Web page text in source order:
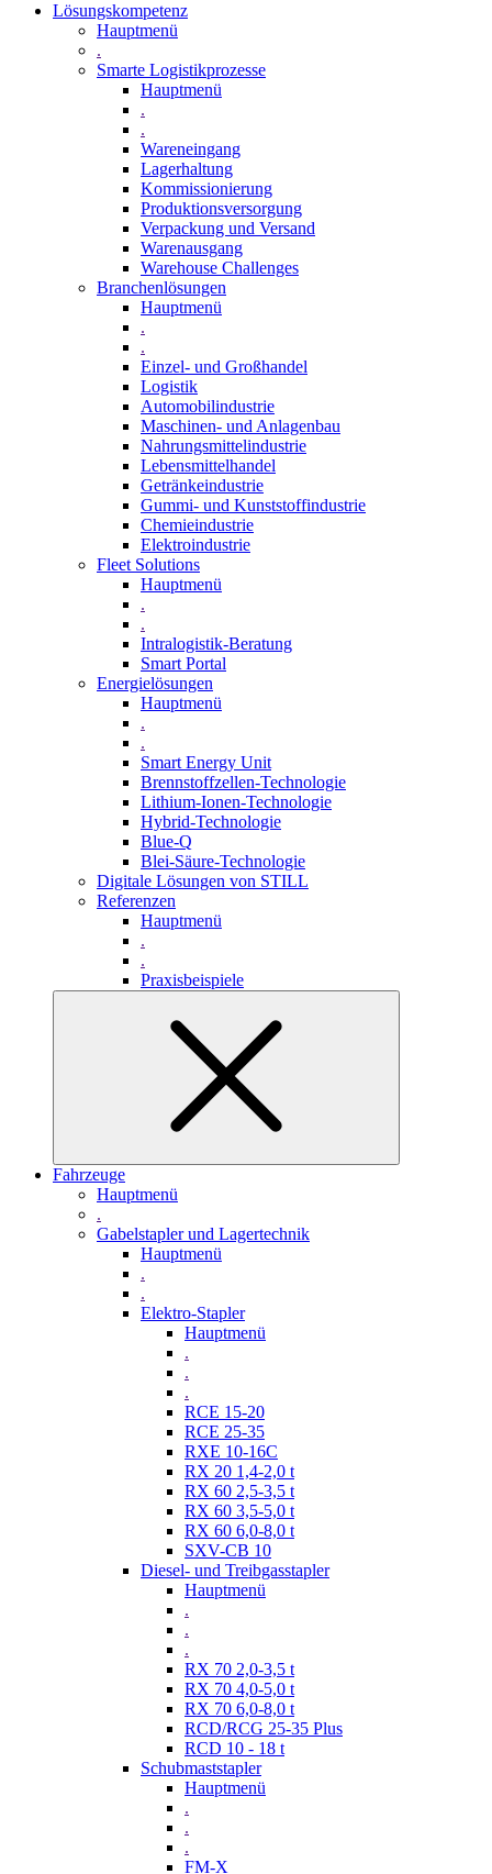
Lösungskompetenz
Hauptmenü
.
Smarte Logistikprozesse
Hauptmenü
.
.
Wareneingang
Lagerhaltung
Kommissionierung
Produktionsversorgung
Verpackung und Versand
Warenausgang
Warehouse Challenges
Branchenlösungen
Hauptmenü
.
.
Einzel- und Großhandel
Logistik
Automobilindustrie
Maschinen- und Anlagenbau
Nahrungsmittelindustrie
Lebensmittelhandel
Getränkeindustrie
Gummi­- und Kunststoffindustrie
Chemieindustrie
Elektroindustrie
Fleet Solutions
Hauptmenü
.
.
Intralogistik-Beratung
Smart Portal
Energielösungen
Hauptmenü
.
.
Smart Energy Unit
Brennstoffzellen-Technologie
Lithium-Ionen-Technologie
Hybrid-Technologie
Blue-Q
Blei-Säure-Technologie
Digitale Lösungen von STILL
Referenzen
Hauptmenü
.
.
Praxisbeispiele
Fahrzeuge
Hauptmenü
.
Gabelstapler und Lagertechnik
Hauptmenü
.
.
Elektro-Stapler
Hauptmenü
.
.
.
RCE 15-20
RCE 25-35
RXE 10-16C
RX 20 1,4-2,0 t
RX 60 2,5-3,5 t
RX 60 3,5-5,0 t
RX 60 6,0-8,0 t
SXV-CB 10
Diesel- und Treibgasstapler
Hauptmenü
.
.
.
RX 70 2,0-3,5 t
RX 70 4,0-5,0 t
RX 70 6,0-8,0 t
RCD/RCG 25-35 Plus
RCD 10 - 18 t
Schubmaststapler
Hauptmenü
.
.
.
FM-X